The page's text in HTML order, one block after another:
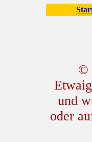
©
und
oder